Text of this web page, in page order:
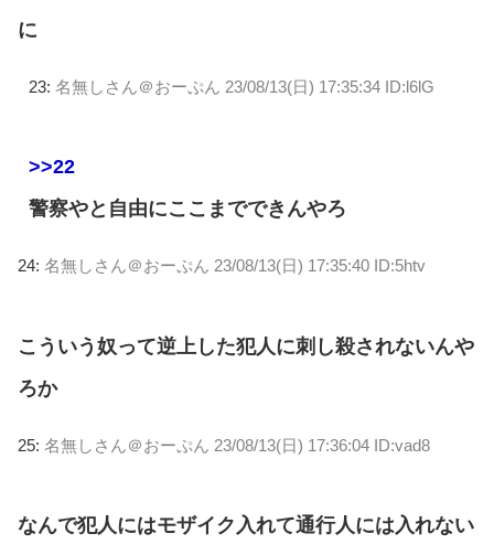
に
23: 名無しさん＠おーぷん 23/08/13(日) 17:35:34 ID:l6lG
>>22
警察やと自由にここまでできんやろ
24: 名無しさん＠おーぷん 23/08/13(日) 17:35:40 ID:5htv
こういう奴って逆上した犯人に刺し殺されないんや
ろか
25: 名無しさん＠おーぷん 23/08/13(日) 17:36:04 ID:vad8
なんで犯人にはモザイク入れて通行人には入れない